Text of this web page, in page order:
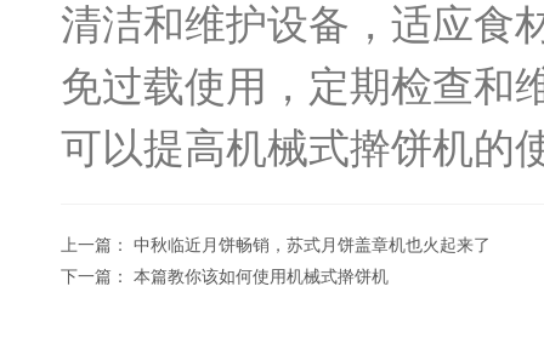
清洁和维护设备，适应食
免过载使用，定期检查和
可以提高机械式擀饼机的
上一篇： 中秋临近月饼畅销，苏式月饼盖章机也火起来了
下一篇： 本篇教你该如何使用机械式擀饼机